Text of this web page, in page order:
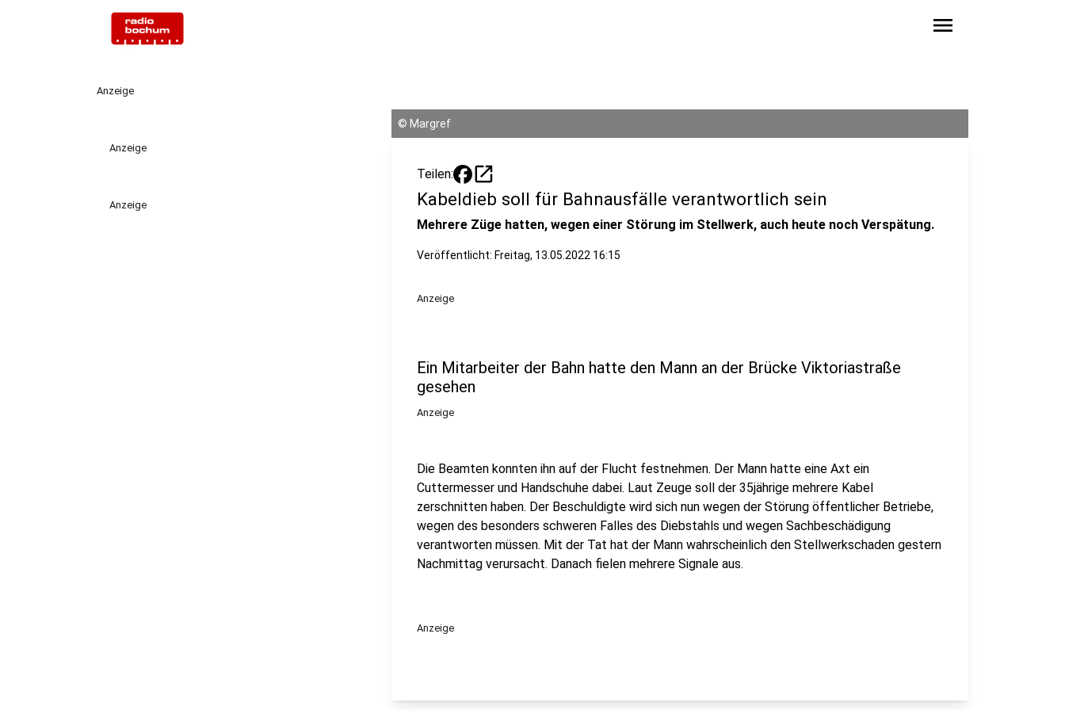
menu
Anzeige
Anzeige
Anzeige
© Margref
Teilen: open_in_new
Kabeldieb soll für Bahnausfälle verantwortlich sein
Mehrere Züge hatten, wegen einer Störung im Stellwerk, auch heute noch Verspätung.
Veröffentlicht: Freitag, 13.05.2022 16:15
Anzeige
Ein Mitarbeiter der Bahn hatte den Mann an der Brücke Viktoriastraße
gesehen
Anzeige
Die Beamten konnten ihn auf der Flucht festnehmen. Der Mann hatte eine Axt ein
Cuttermesser und Handschuhe dabei. Laut Zeuge soll der 35jährige mehrere Kabel
zerschnitten haben. Der Beschuldigte wird sich nun wegen der Störung öffentlicher Betriebe,
wegen des besonders schweren Falles des Diebstahls und wegen Sachbeschädigung
verantworten müssen. Mit der Tat hat der Mann wahrscheinlich den Stellwerkschaden gestern
Nachmittag verursacht. Danach fielen mehrere Signale aus.
Anzeige